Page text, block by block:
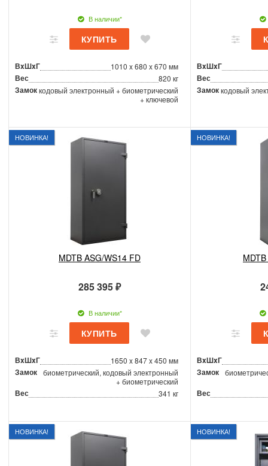
В наличии*
ВxШxГ 1010 x 680 x 670 мм
Вес 820 кг
Замоккодовый электронный + биометрический
+ ключевой
ВxШxГ
Вес
Замоккодовый
НОВИНКА!
MDTB ASG/WS14 FD
285 395 ₽
В наличии*
ВxШxГ 1650 x 847 x 450 мм
Замок биометрический, кодовый электронный
+ биометрический
Вес 341 кг
НОВИНКА!
ВxШxГ
Замок
Вес
НОВИНКА! НОВИНКА!